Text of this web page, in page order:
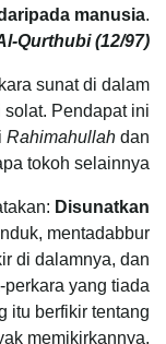
manusia.
Qurthubi (12/97)
sunat di dalam
Pendapat ini
Rahimahullah dan
tokoh selainnya.
Disunatkan
mentadabbur
di dalamnya, dan
yang tiada
itu berfikir tentang
memikirkannya,